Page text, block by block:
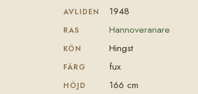
AVLIDEN 1948
RAS Hannoveranare
KÖN Hingst
FÄRG fux
HÖJD 166 cm